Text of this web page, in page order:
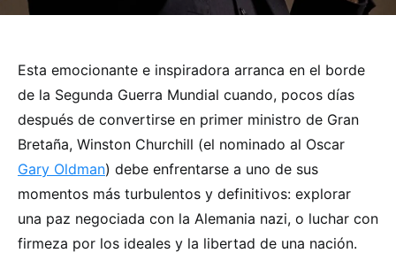
Esta emocionante e inspiradora arranca en el borde
de la Segunda Guerra Mundial cuando, pocos días
después de convertirse en primer ministro de Gran
Bretaña, Winston Churchill (el nominado al Oscar
Gary Oldman) debe enfrentarse a uno de sus
momentos más turbulentos y definitivos: explorar
una paz negociada con la Alemania nazi, o luchar con
firmeza por los ideales y la libertad de una nación.